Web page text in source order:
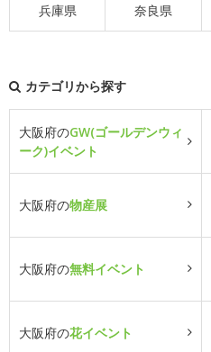
兵庫県 奈良県
カテゴリから探す
大阪府のGW(ゴールデンウィ
ーク)イベント
大阪府の物産展
大阪府の無料イベント
大阪府の花イベント